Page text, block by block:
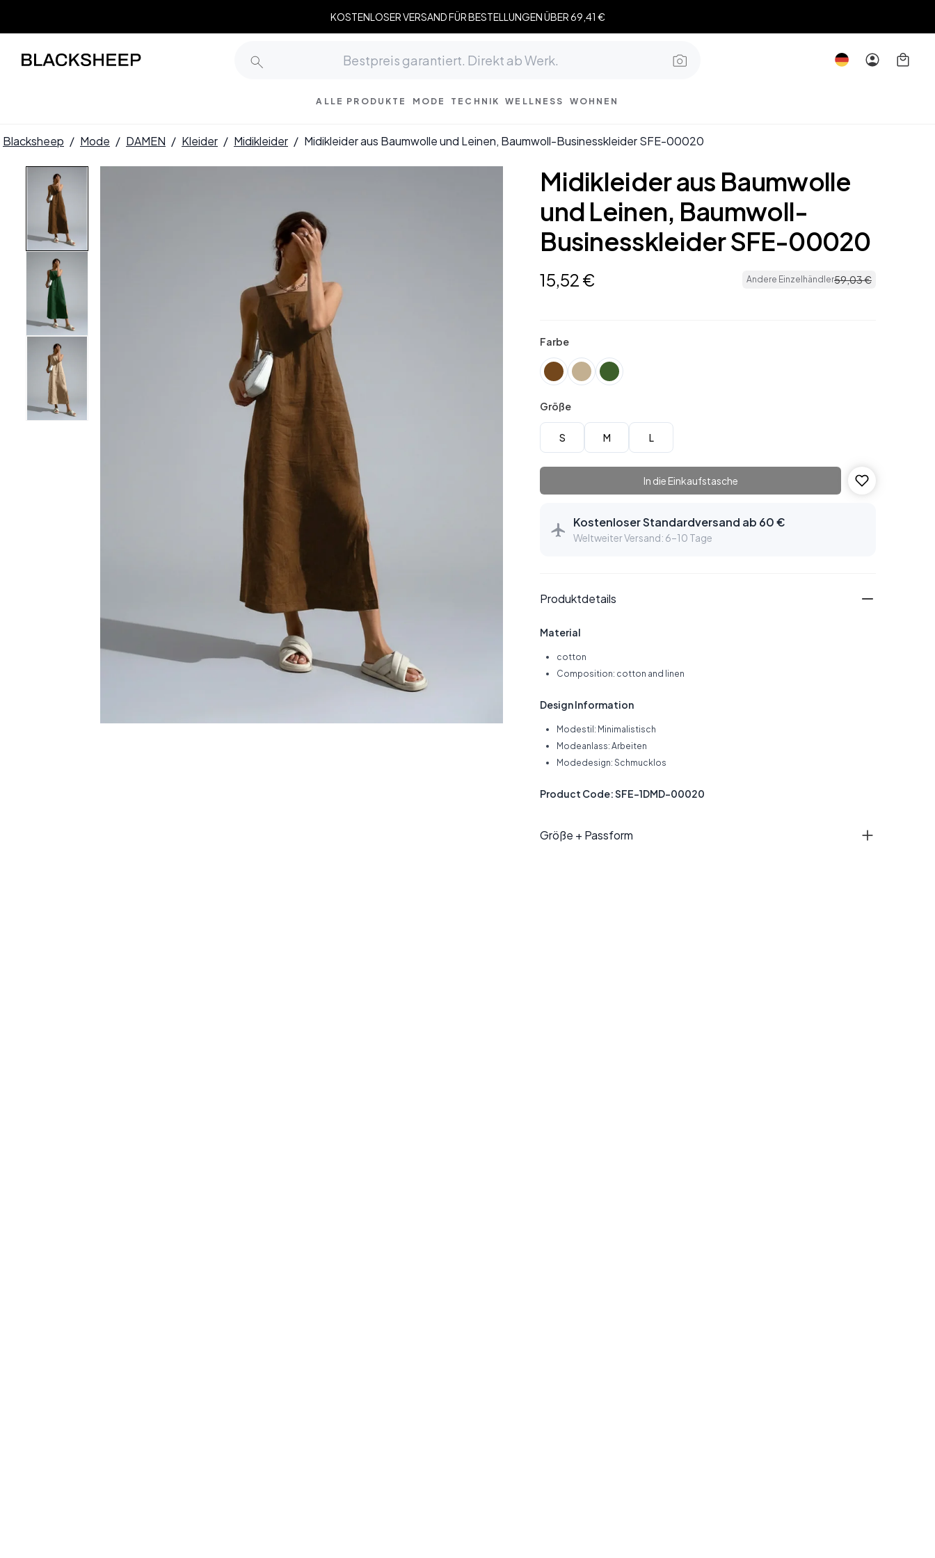
KOSTENLOSER VERSAND FÜR BESTELLUNGEN ÜBER 69,41 €
ALLE PRODUKTE MODE TECHNIK WELLNESS WOHNEN
Blacksheep / Mode / DAMEN / Kleider / Midikleider / Midikleider aus Baumwolle und Leinen, Baumwoll-Businesskleider SFE-00020
Midikleider aus Baumwolle
und Leinen, Baumwoll-
Businesskleider SFE-00020
15,52 € Andere Einzelhändler59,03€
Farbe
Größe
S M L
In die Einkaufstasche
Kostenloser Standardversand ab 60 €
Weltweiter Versand: 6–10 Tage
Produktdetails
Material
cotton
Composition: cotton and linen
Design Information
Modestil: Minimalistisch
Modeanlass: Arbeiten
Modedesign: Schmucklos
Product Code: SFE-1DMD-00020
Größe + Passform